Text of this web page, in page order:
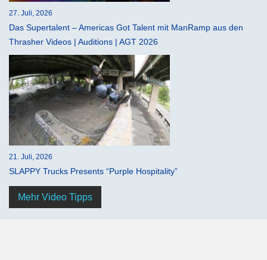
27. Juli, 2026
Das Supertalent – Americas Got Talent mit ManRamp aus den
Thrasher Videos | Auditions | AGT 2026
21. Juli, 2026
SLAPPY Trucks Presents “Purple Hospitality”
Mehr Video Tipps